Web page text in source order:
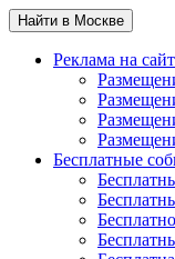
Найти в Москве
Реклама на
Бесплатные